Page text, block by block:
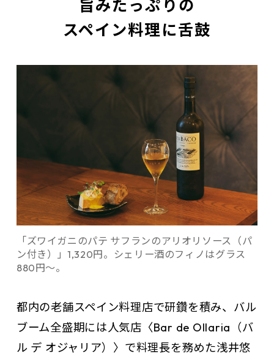
旨みたっぷりの
スペイン料理に舌鼓
「ズワイガニのパテ サフランのアリオリソース（パ
ン付き）」1,320円。シェリー酒のフィノはグラス
880円〜。
都内の老舗スペイン料理店で研鑽を積み、バル
ブーム全盛期には人気店〈Bar de Ollaria（バ
ル デ オジャリア）〉で料理長を務めた浅井悠